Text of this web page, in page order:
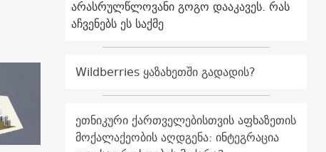
არასრულწლოვანი გოგო დააკავეს. რას
აჩვენებს ეს საქმე
Wildberries ყაზახეთში გადადის?
ეთნიკური ქართველებისთვის აფხაზეთის
მოქალაქეობის აღდგენა: ინტეგრაცია